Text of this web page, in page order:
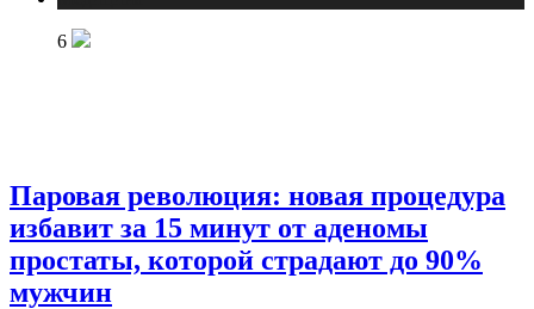
6
Паровая революция: новая процедура
избавит за 15 минут от аденомы
простаты, которой страдают до 90%
мужчин